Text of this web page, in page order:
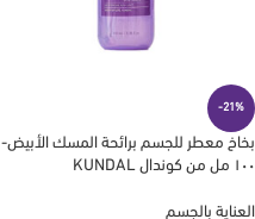
-21%
بخاخ معطر للجسم برائحة المسك الأبيض-
١٠٠ مل من كوندال KUNDAL
العناية بالجسم